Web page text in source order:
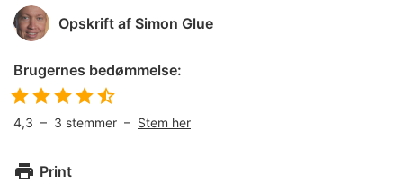
Opskrift af Simon Glue
Brugernes bedømmelse:
4,3 – 3 stemmer – Stem her
Print